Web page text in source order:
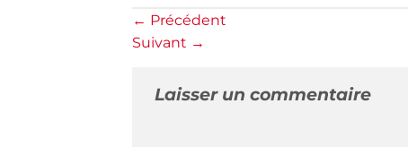
← Précédent
Suivant →
Laisser un commentaire